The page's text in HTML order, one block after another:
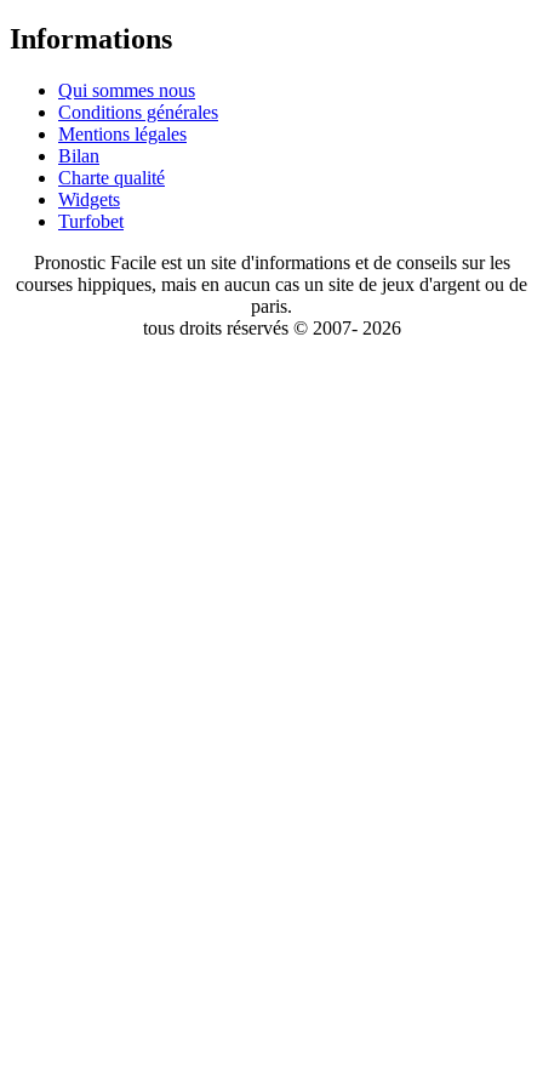
Informations
Qui sommes nous
Conditions générales
Mentions légales
Bilan
Charte qualité
Widgets
Turfobet
Pronostic Facile est un site d'informations et de conseils sur les
courses hippiques, mais en aucun cas un site de jeux d'argent ou de
paris.
tous droits réservés © 2007- 2026